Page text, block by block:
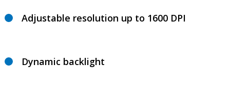
Adjustable resolution up to 1600 DPI
Dynamic backlight